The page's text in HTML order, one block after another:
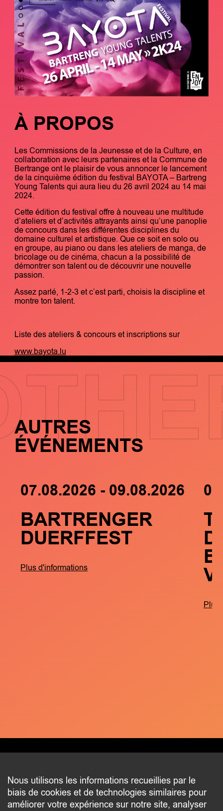
À PROPOS
Les Commissions de la Jeunesse et de la Culture, en
collaboration avec leurs partenaires et la Commune de
Bertrange ont le plaisir de vous annoncer le lancement
de la cinquième édition du festival BAYOTA – Bartreng
Young Talents qui aura lieu du 26 avril 2024 au 14 mai
2024.
Cette édition du festival offre à nouveau une multitude
d’ateliers et d’activités attrayants ainsi qu’une panoplie
de concours dans les différentes disciplines du
domaine culturel et artistique. Que ce soit en solo ou
en groupe, au piano ou dans les ateliers de manga, de
bricolage ou de cinéma, chacun a la possibilité de
démontrer son talent ou de découvrir une nouvelle
passion.
Assez parlé, 1-2-3 et c’est parti, choisis la discipline et
montre ton talent.
Liste des ateliers & concours et inscriptions sur
www.bayota.lu
AUTRES
ÉVÉNEMENTS
07.08.2026 - 09.08.2026
BARTRENGER
DUERFFEST
Plus d'informations
Plus
CONTACT
2 beim Schlass
L-8058 Bertrange
Nous utilisons les informations recueillies par le
biais de cookies et de technologies similaires pour
améliorer votre expérience sur notre site, analyser